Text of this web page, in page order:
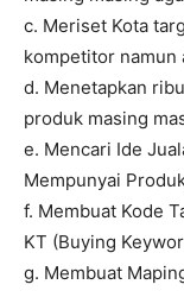
c. Meriset Kota
kompetitor namun
d. Menetapkan
produk masing
e. Mencari Ide
Mempunyai
f. Membuat Kode
KT (Buying
g. Membuat